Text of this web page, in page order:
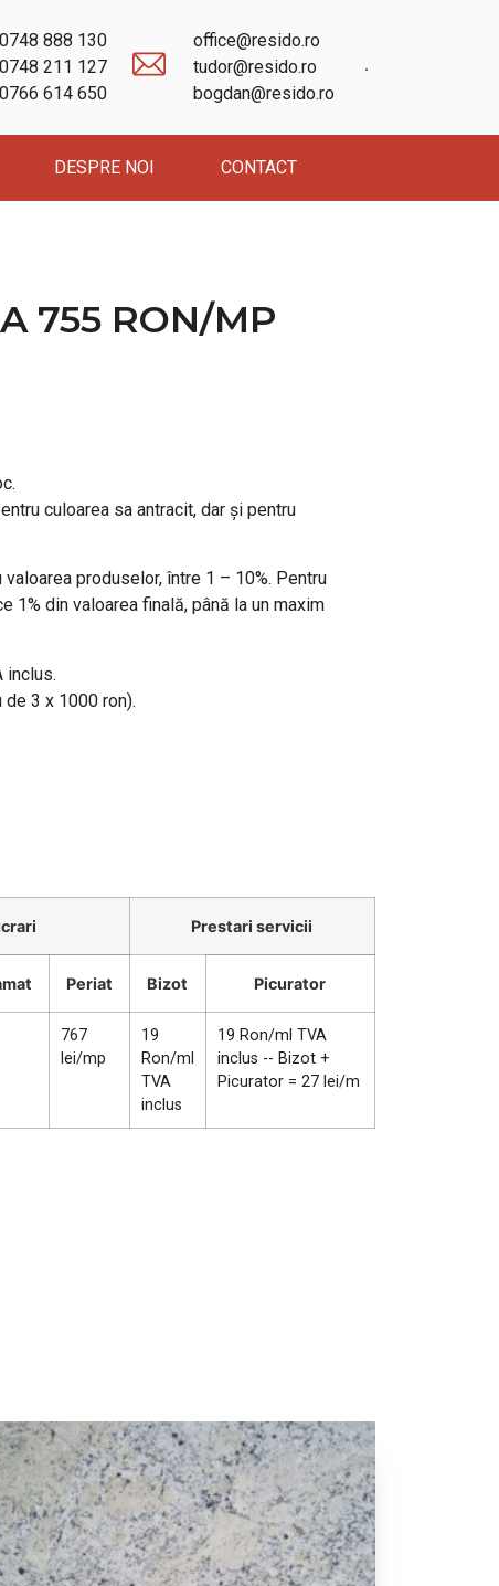
0748 888 130
0748 211 127
0766 614 650
office@resido.ro
tudor@resido.ro
bogdan@resido.ro
DESPRE NOI CONTACT
755 RON/MP
culoarea sa antracit, dar și pentru
produselor, între 1 – 10%. Pentru
din valoarea finală, până la un maxim
inclus.
3 x 1000 ron).
Prestari servicii
Periat Bizot Picurator
767
lei/mp
19
Ron/ml
TVA
inclus
19 Ron/ml TVA
inclus -- Bizot +
Picurator = 27 lei/m